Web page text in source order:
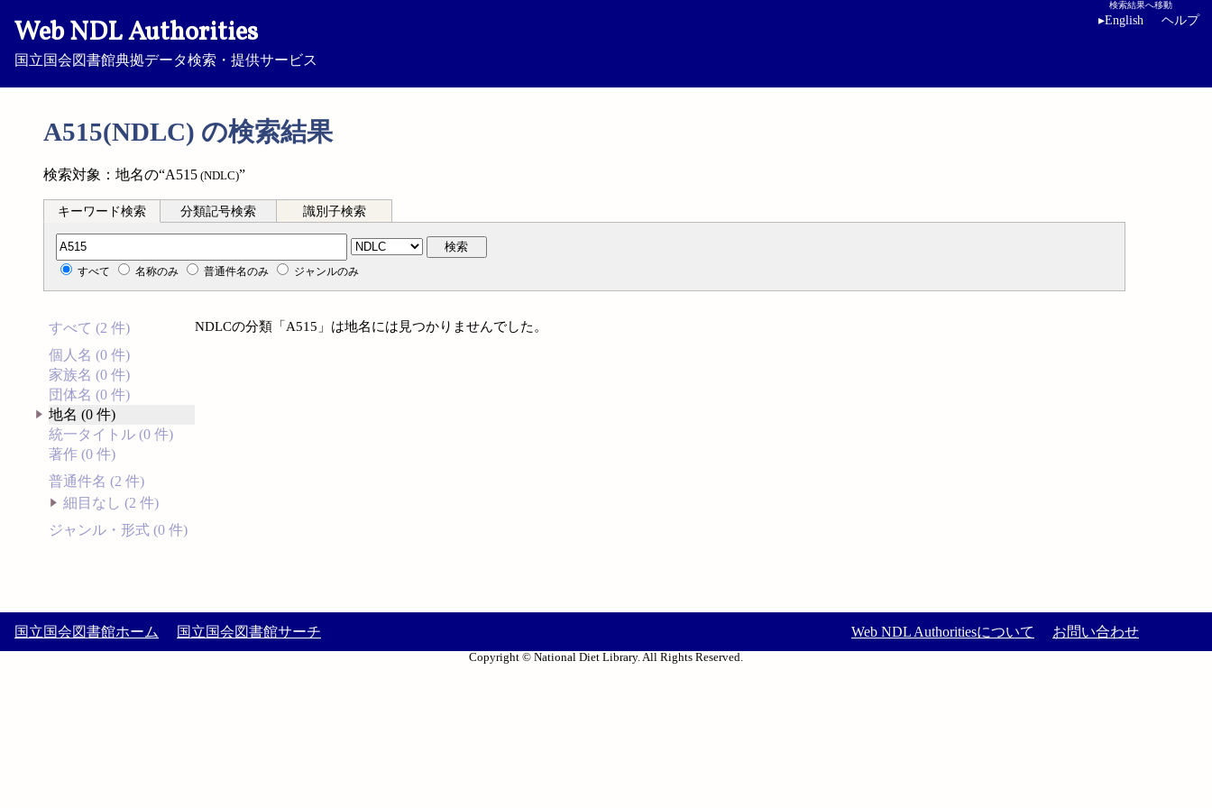
Web NDL Authorities
国立国会図書館典拠データ検索・提供サービス
検索結果へ移動
▸English ヘルプ
A515(NDLC) の検索結果
検索対象：地名の“A515 (NDLC)”
キーワード検索 分類記号検索 識別子検索
分類記号検索 検索
すべて 名称のみ 普通件名のみ ジャンルのみ
すべて (2 件)
個人名 (0 件)
家族名 (0 件)
団体名 (0 件)
地名 (0 件)
統一タイトル (0 件)
著作 (0 件)
普通件名 (2 件)
細目なし (2 件)
ジャンル・形式 (0 件)
NDLCの分類「A515」は地名には見つかりませんでした。
国立国会図書館ホーム 国立国会図書館サーチ Web NDL Authoritiesについて お問い合わせ
Copyright © National Diet Library. All Rights Reserved.